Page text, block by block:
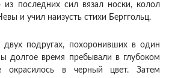
из последних сил вязал носки, колол
и учил наизусть стихи Берггольц.
подругах, похоронивших в один
долгое время пребывали в глубоком
окрасилось в черный цвет. Затем